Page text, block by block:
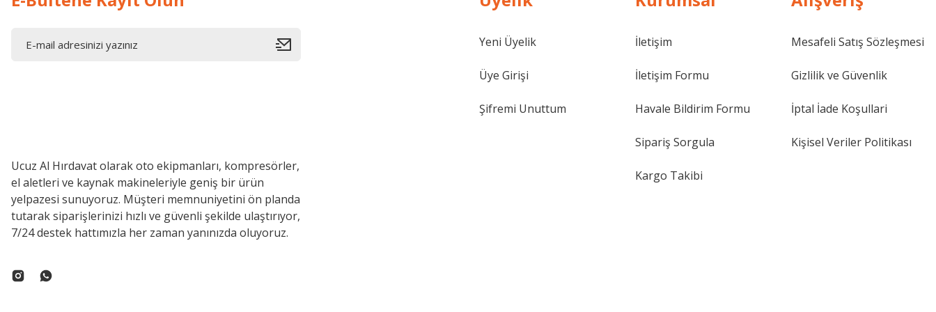
Ucuz Al Hırdavat olarak oto ekipmanları, kompresörler,
el aletleri ve kaynak makineleriyle geniş bir ürün
yelpazesi sunuyoruz. Müşteri memnuniyetini ön planda
tutarak siparişlerinizi hızlı ve güvenli şekilde ulaştırıyor,
7/24 destek hattımızla her zaman yanınızda oluyoruz.
Yeni Üyelik
Üye Girişi
Şifremi Unuttum
İletişim
İletişim Formu
Havale Bildirim Formu
Sipariş Sorgula
Kargo Takibi
Mesafeli Satış Sözleşmesi
Gizlilik ve Güvenlik
İptal İade Koşullari
Kişisel Veriler Politikası